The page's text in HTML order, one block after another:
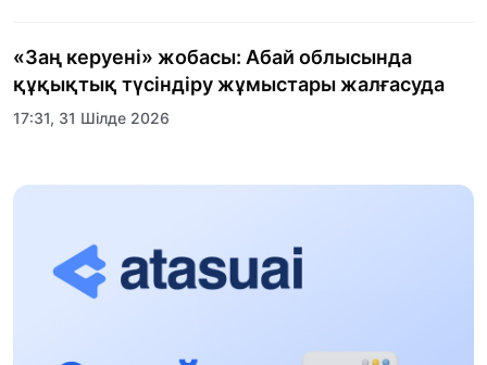
«Заң керуені» жобасы: Абай облысында
құқықтық түсіндіру жұмыстары жалғасуда
17:31, 31 Шілде 2026
Халықаралық «Формула-1 H2O» жарысын
13:13, 30 Шілде 2026